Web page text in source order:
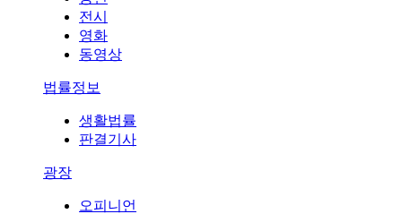
전시
영화
동영상
법률정보
생활법률
판결기사
광장
오피니언